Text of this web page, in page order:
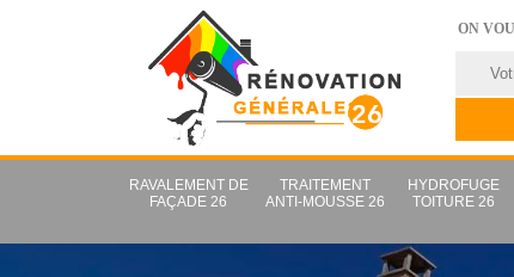
ON
RAVALEMENT DE
FAÇADE 26
TRAITEMENT
ANTI-MOUSSE 26
HYDROFUGE
TOITURE 26